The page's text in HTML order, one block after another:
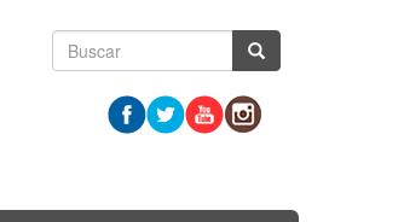
Formulario
búsqueda